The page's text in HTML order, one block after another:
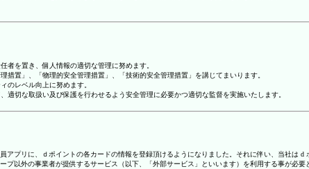
者を置き、個人情報の適切な管理に努めます。
置」、「物理的安全管理措置」、「技術的安全管理措置」を講じてまいります。
のレベル向上に努めます。
切な取扱い及び保護を行わせるよう安全管理に必要かつ適切な監督を実施いたします。
プリに、ｄポイントの各カードの情報を登録頂けるようになりました。それに伴い、当社は
以外の事業者が提供するサービス（以下、「外部サービス」といいます）を利用する事が必